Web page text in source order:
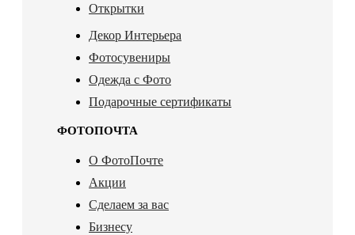
Открытки
Декор Интерьера
Фотосувениры
Одежда с Фото
Подарочные сертификаты
ФОТОПОЧТА
О ФотоПочте
Акции
Сделаем за вас
Бизнесу